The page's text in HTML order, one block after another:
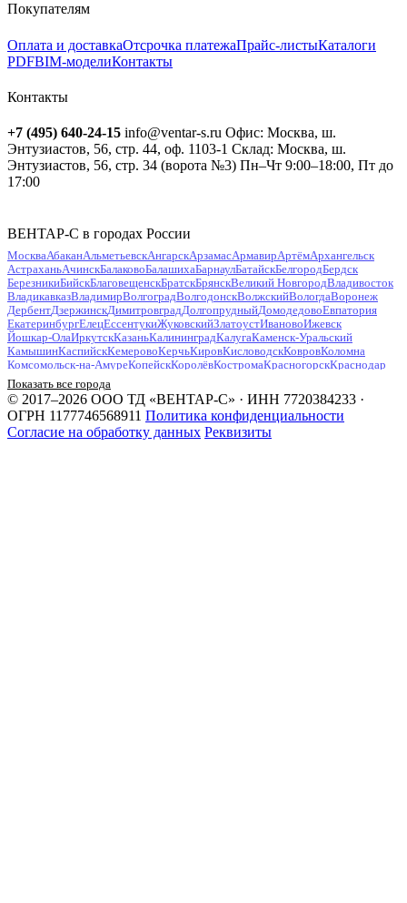
Покупателям
Оплата и доставкаОтсрочка платежаПрайс-листыКаталоги
PDFBIM-моделиКонтакты
Контакты
+7 (495) 640-24-15 info@ventar-s.ru Офис: Москва, ш.
Энтузиастов, 56, стр. 44, оф. 1103-1 Склад: Москва, ш.
Энтузиастов, 56, стр. 34 (ворота №3) Пн–Чт 9:00–18:00, Пт до
17:00
ВЕНТАР-С в городах России
МоскваАбаканАльметьевскАнгарскАрзамасАрмавирАртёмАрхангельск
АстраханьАчинскБалаковоБалашихаБарнаулБатайскБелгородБердск
БерезникиБийскБлаговещенскБратскБрянскВеликий НовгородВладивосток
ВладикавказВладимирВолгоградВолгодонскВолжскийВологдаВоронеж
ДербентДзержинскДимитровградДолгопрудныйДомодедовоЕвпатория
ЕкатеринбургЕлецЕссентукиЖуковскийЗлатоустИвановоИжевск
Йошкар-ОлаИркутскКазаньКалининградКалугаКаменск-Уральский
КамышинКаспийскКемеровоКерчьКировКисловодскКовровКоломна
Комсомольск-на-АмуреКопейскКоролёвКостромаКрасногорскКраснодар
Красноярск
МахачкалаМиассМурманск МуромМытищи Набережные ЧелныНальчик
Находка
Невинномысск Нефтекамск НефтеюганскНижневартовскНижнекамск
Нижний НовгородНижний ТагилНовокузнецкНовокуйбышевск
НовомосковскНовороссийск НовосибирскНовочебоксарск
Показать все города
© 2017–2026 ООО ТД «ВЕНТАР-С» · ИНН 7720384233 ·
ОГРН 1177746568911 Политика конфиденциальности
Согласие на обработку данных Реквизиты